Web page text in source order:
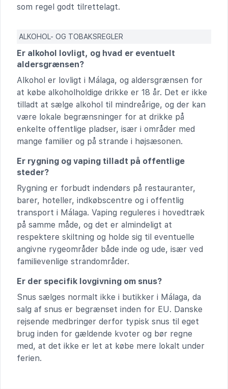
som regel godt tilrettelagt.
ALKOHOL- OG TOBAKSREGLER
Er alkohol lovligt, og hvad er eventuelt
aldersgrænsen?
Alkohol er lovligt i Málaga, og aldersgrænsen for
at købe alkoholholdige drikke er 18 år. Det er ikke
tilladt at sælge alkohol til mindreårige, og der kan
være lokale begrænsninger for at drikke på
enkelte offentlige pladser, især i områder med
mange familier og på strande i højsæsonen.
Er rygning og vaping tilladt på offentlige
steder?
Rygning er forbudt indendørs på restauranter,
barer, hoteller, indkøbscentre og i offentlig
transport i Málaga. Vaping reguleres i hovedtræk
på samme måde, og det er almindeligt at
respektere skiltning og holde sig til eventuelle
angivne rygeområder både inde og ude, især ved
familievenlige strandområder.
Er der specifik lovgivning om snus?
Snus sælges normalt ikke i butikker i Málaga, da
salg af snus er begrænset inden for EU. Danske
rejsende medbringer derfor typisk snus til eget
brug inden for gældende kvoter og bør regne
med, at det ikke er let at købe mere lokalt under
ferien.